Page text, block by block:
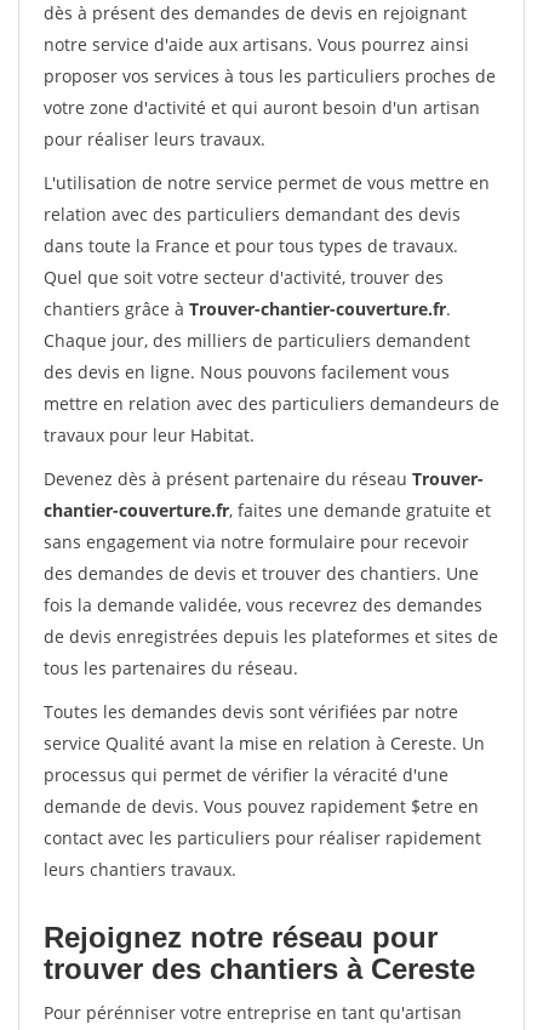
dès à présent des demandes de devis en rejoignant
notre service d'aide aux artisans. Vous pourrez ainsi
proposer vos services à tous les particuliers proches de
votre zone d'activité et qui auront besoin d'un artisan
pour réaliser leurs travaux.
L'utilisation de notre service permet de vous mettre en
relation avec des particuliers demandant des devis
dans toute la France et pour tous types de travaux.
Quel que soit votre secteur d'activité, trouver des
chantiers grâce à Trouver-chantier-couverture.fr.
Chaque jour, des milliers de particuliers demandent
des devis en ligne. Nous pouvons facilement vous
mettre en relation avec des particuliers demandeurs de
travaux pour leur Habitat.
Devenez dès à présent partenaire du réseau Trouver-
chantier-couverture.fr, faites une demande gratuite et
sans engagement via notre formulaire pour recevoir
des demandes de devis et trouver des chantiers. Une
fois la demande validée, vous recevrez des demandes
de devis enregistrées depuis les plateformes et sites de
tous les partenaires du réseau.
Toutes les demandes devis sont vérifiées par notre
service Qualité avant la mise en relation à Cereste. Un
processus qui permet de vérifier la véracité d'une
demande de devis. Vous pouvez rapidement $etre en
contact avec les particuliers pour réaliser rapidement
leurs chantiers travaux.
Rejoignez notre réseau pour
trouver des chantiers à Cereste
Pour pérénniser votre entreprise en tant qu'artisan